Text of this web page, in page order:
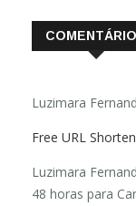
Luzimara
Free URL
Luzimara
48 horas para